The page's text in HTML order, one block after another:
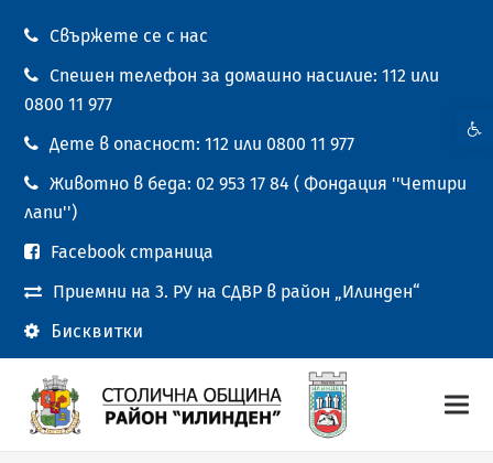
Свържете се с нас
Спешен телефон за домашно насилие: 112 или
0800 11 977
Дете в опасност: 112 или 0800 11 977
Животно в беда: 02 953 17 84 ( Фондация ''Четири
лапи'')
Facebook страница
Приемни на 3. РУ на СДВР в район „Илинден“
Бисквитки